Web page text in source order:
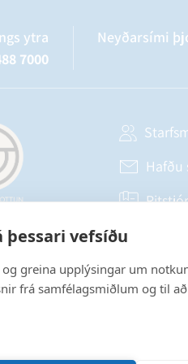
vefsíðu
greina upplýsingar um
frá samfélagsmiðlum og til
ytra
7000
Neyðarsími
Hafðu